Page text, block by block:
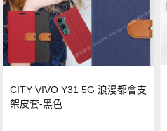
CITY VIVO Y31 5G 浪漫都會支
架皮套-黑色